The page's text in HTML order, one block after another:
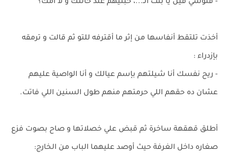
- فلوسي فين يا بنت الـ...، خبتيهم عند خالتك و لا أمك؟
أخذت تلتقط أنفاسها من إثر ما أقترفه للتو ثم قالت و ترمقه
بإزدراء :
- ريح نفسك أنا شيلتهم بإسم عيالك و أنا الواصية عليهم
عشان ده حقهم اللي حرمتهم منهم طول السنين اللي فاتت.
أطلق قهقهة ساخرة ثم قبض علي خصلاتها و صاح بصوت فزع
صغاره داخل الغرفة حيث أوصد عليهما الباب من الخارج: